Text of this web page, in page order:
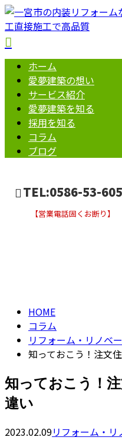
ホーム
愛夢建築の想い
サービス紹介
愛夢建築を知る
採用を知る
コラム
ブログ
TEL:0586-53-
【営業電話固くお断り】
HOME
コラム
リフォーム・リノベ
知っておこう！注文
知っておこう！
違い
2023.02.09リフォーム・